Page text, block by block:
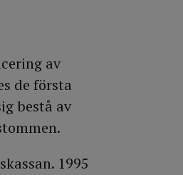
av
de första
bestå av
1995